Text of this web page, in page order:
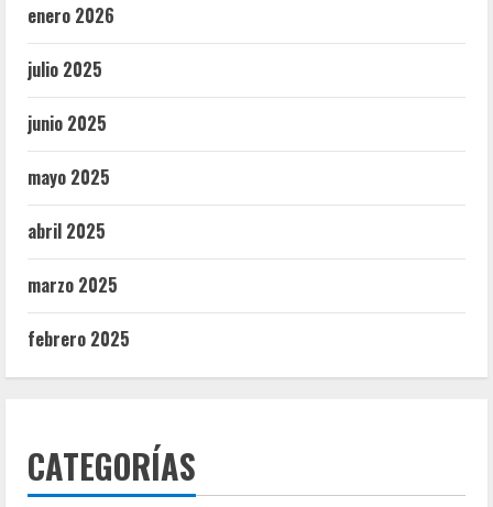
enero 2026
julio 2025
junio 2025
mayo 2025
abril 2025
marzo 2025
febrero 2025
CATEGORÍAS